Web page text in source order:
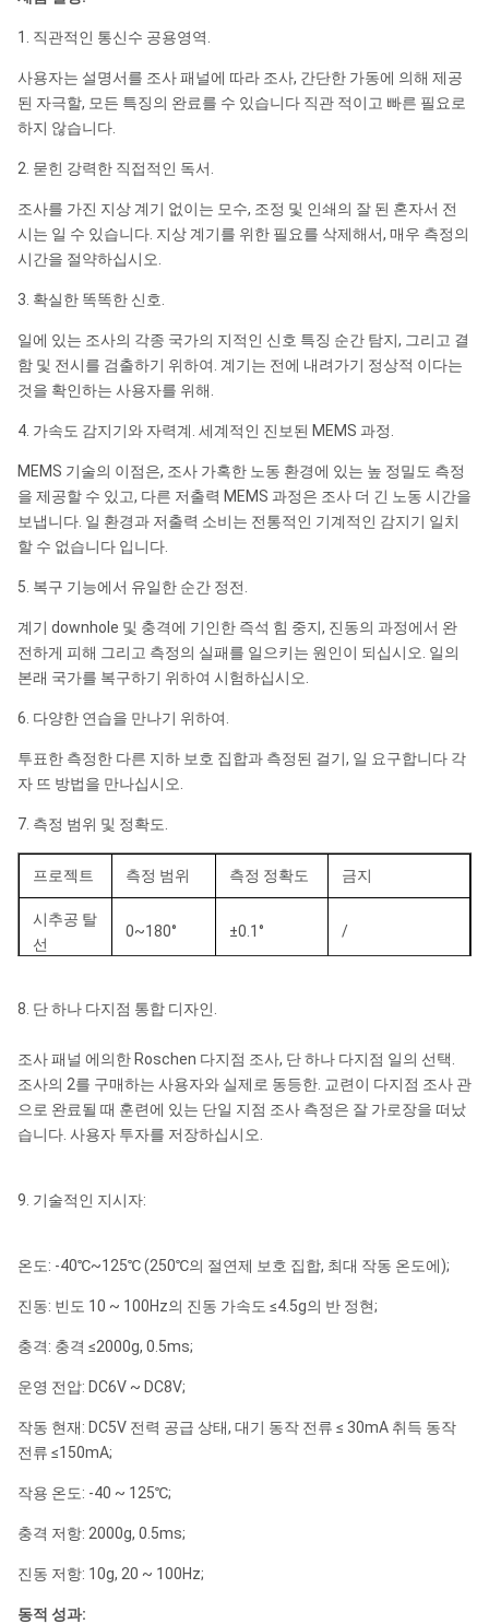
1. 직관적인 통신수 공용영역.
사용자는 설명서를 조사 패널에 따라 조사, 간단한 가동에 의해 제공
된 자극할, 모든 특징의 완료를 수 있습니다 직관 적이고 빠른 필요로
하지 않습니다.
2. 묻힌 강력한 직접적인 독서.
조사를 가진 지상 계기 없이는 모수, 조정 및 인쇄의 잘 된 혼자서 전
시는 일 수 있습니다. 지상 계기를 위한 필요를 삭제해서, 매우 측정의
시간을 절약하십시오.
3. 확실한 똑똑한 신호.
일에 있는 조사의 각종 국가의 지적인 신호 특징 순간 탐지, 그리고 결
함 및 전시를 검출하기 위하여. 계기는 전에 내려가기 정상적 이다는
것을 확인하는 사용자를 위해.
4. 가속도 감지기와 자력계. 세계적인 진보된 MEMS 과정.
MEMS 기술의 이점은, 조사 가혹한 노동 환경에 있는 높 정밀도 측정
을 제공할 수 있고, 다른 저출력 MEMS 과정은 조사 더 긴 노동 시간을
보냅니다. 일 환경과 저출력 소비는 전통적인 기계적인 감지기 일치
할 수 없습니다 입니다.
5. 복구 기능에서 유일한 순간 정전.
계기 downhole 및 충격에 기인한 즉석 힘 중지, 진동의 과정에서 완
전하게 피해 그리고 측정의 실패를 일으키는 원인이 되십시오. 일의
본래 국가를 복구하기 위하여 시험하십시오.
6. 다양한 연습을 만나기 위하여.
투표한 측정한 다른 지하 보호 집합과 측정된 걸기, 일 요구합니다 각
자 뜨 방법을 만나십시오.
7. 측정 범위 및 정확도.
프로젝트 측정 범위 측정 정확도 금지
시추공 탈
선
0~180° ±0.1° /
자석 방위 0~360°
높 측 공
구 얼굴
0~360° ±0.5°
시추공
deviation≥6°
자석 공구
0~360° ±1°
8. 단 하나 다지점 통합 디자인.
조사 패널 에의한 Roschen 다지점 조사, 단 하나 다지점 일의 선택.
조사의 2를 구매하는 사용자와 실제로 동등한. 교련이 다지점 조사 관
으로 완료될 때 훈련에 있는 단일 지점 조사 측정은 잘 가로장을 떠났
습니다. 사용자 투자를 저장하십시오.
9. 기술적인 지시자:
온도: -40℃~125℃ (250℃의 절연제 보호 집합, 최대 작동 온도에);
진동: 빈도 10 ~ 100Hz의 진동 가속도 ≤4.5g의 반 정현;
충격: 충격 ≤2000g, 0.5ms;
운영 전압: DC6V ~ DC8V;
작동 현재: DC5V 전력 공급 상태, 대기 동작 전류 ≤ 30mA 취득 동작
전류 ≤150mA;
작용 온도: -40 ~ 125℃;
충격 저항: 2000g, 0.5ms;
진동 저항: 10g, 20 ~ 100Hz;
동적 성과: